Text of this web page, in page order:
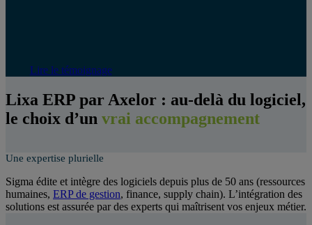
Lire le témoignage
Lixa ERP par Axelor : au-delà du logiciel,
le choix d’un vrai accompagnement
Une expertise plurielle
Sigma édite et intègre des logiciels depuis plus de 50 ans (ressources
humaines, ERP de gestion, finance, supply chain). L’intégration des
solutions est assurée par des experts qui maîtrisent vos enjeux métier.